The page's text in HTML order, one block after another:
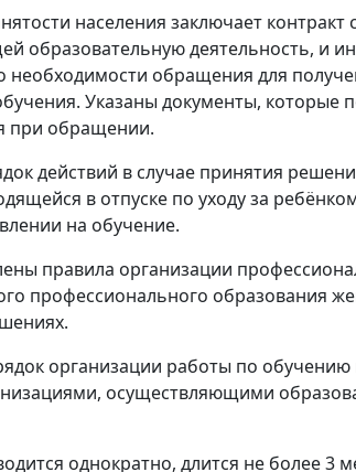
населения заключает контракт
образовательную деятельность, и
необходимости обращения для
Указаны документы, которые
при обращении.
действий в случае принятия
в отпуске по уходу за
на обучение.
правила организации
профессионального образования
организации работы по
осуществляющими
однократно, длится не более 3